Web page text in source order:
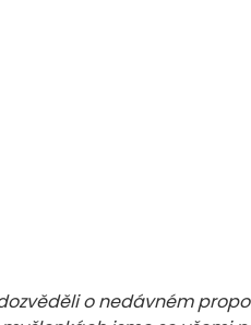
o nedávném